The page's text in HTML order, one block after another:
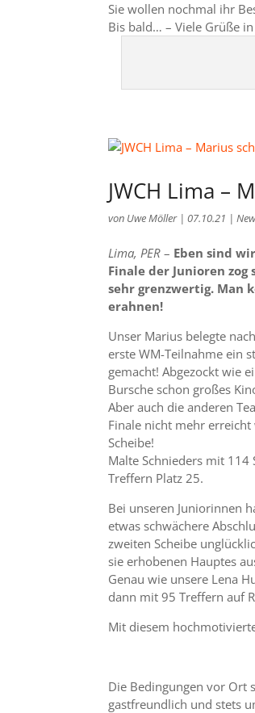
Sie wollen nochmal ihr
Bis bald… – Viele Grüße
JWCH Lima –
von Uwe Möller|07.10.21 |
Lima, PER – Eben sind
Finale der Junioren
sehr grenzwertig. Man
erahnen!
Unser Marius belegte
erste WM-Teilnahme ein
gemacht! Abgezockt wie
Bursche schon großes
Aber auch die anderen
Finale nicht mehr
Scheibe!
Malte Schnieders mit 114
Treffern Platz 25.
Bei unseren Juniorinnen
etwas schwächere
zweiten Scheibe
sie erhobenen Hauptes
Genau wie unsere Lena
dann mit 95 Treffern auf
Mit diesem
Die Bedingungen vor Ort
gastfreundlich und stets